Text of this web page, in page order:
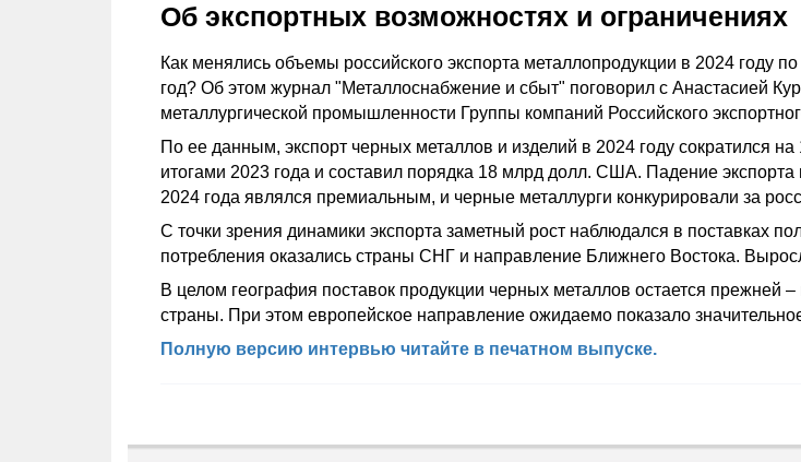
Об экспортных возможностях и ограничениях
Как менялись объемы российского экспорта металлопродукции в 2024
год? Об этом журнал "Металлоснабжение и сбыт" поговорил с Анастасией
металлургической промышленности Группы компаний Российского
По ее данным, экспорт черных металлов и изделий в 2024 году сократился
итогами 2023 года и составил порядка 18 млрд долл. США. Падение
2024 года являлся премиальным, и черные металлурги конкурировали за
С точки зрения динамики экспорта заметный рост наблюдался в поставках
потребления оказались страны СНГ и направление Ближнего Востока.
В целом география поставок продукции черных металлов остается прежней
страны. При этом европейское направление ожидаемо показало
Полную версию интервью читайте в печатном выпуске.